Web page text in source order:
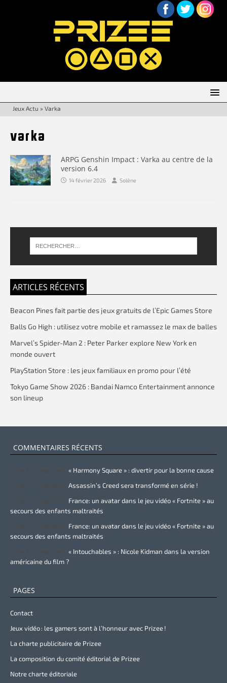
Jeux Actu » Varka
varka
ARPG Genshin Impact : Varka au centre de la
version 6.4
14 février 2026 Solène
ARTICLES RÉCENTS
Beacon Pines fait partie des jeux gratuits de l’Epic Games Store
Balls Go High : utilisez votre mobile et ramassez le max de balles
Marvel’s Spider-Man 2 : Peter Parker explore New York en
monde ouvert
PlayStation Store : les jeux familiaux en promo pour l’été
Tokyo Game Show 2026 : Bandai Namco Entertainment annonce
son lineup
COMMENTAIRES RÉCENTS
« Harmony Square » : divertir pour la bonne cause
Assassin’s Creed sera transformé en série !
France: un avatar dans le jeu vidéo « Fortnite » au
secours des enfants maltraités
France: un avatar dans le jeu vidéo « Fortnite » au
secours des enfants maltraités
« Intouchables » : Nicole Kidman dans la version
américaine du film ?
PAGES
Contact
Jeux vidéo : les gamers sont à l’honneur avec Prizee !
La charte publicitaire de Prizee
La composition du comité éditorial de Prizee
Notre charte éditoriale